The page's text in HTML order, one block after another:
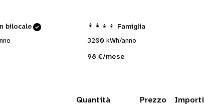
bilocale
👨‍👩‍👧‍👦 Famiglia
3200 kWh/anno
98 €/mese
Quantità Prezzo Importi